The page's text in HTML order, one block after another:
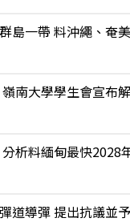
島一帶 料沖繩、奄
南大學學生會宣布
析料緬甸最快2028
道導彈 提出抗議並